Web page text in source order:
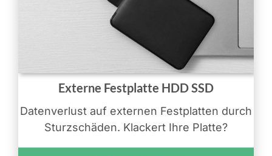
Externe Festplatte HDD SSD
Datenverlust auf externen Festplatten durch
Sturzschäden. Klackert Ihre Platte?